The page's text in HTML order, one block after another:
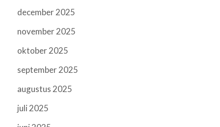
december 2025
november 2025
oktober 2025
september 2025
augustus 2025
juli 2025